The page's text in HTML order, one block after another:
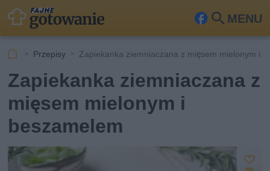
MENU
Fa
ook
Szu
Przepisy Zapiekanka ziemniaczana z mięsem mielonym i
Zapiekanka ziemniaczana z
mięsem mielonym i
beszamelem